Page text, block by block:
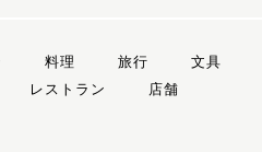
料理 旅行
文具
レストラン
店舗